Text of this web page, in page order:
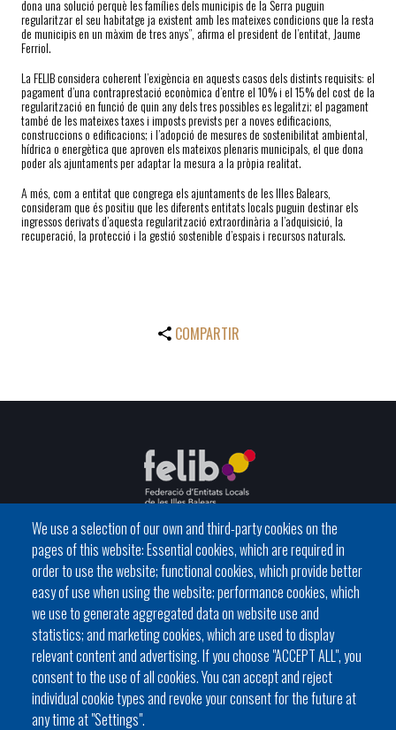
dona una solució perquè les famílies dels municipis de la Serra puguin
regularitzar el seu habitatge ja existent amb les mateixes condicions que la resta
de municipis en un màxim de tres anys”, afirma el president de l’entitat, Jaume
Ferriol.
La FELIB considera coherent l’exigència en aquests casos dels distints requisits: el
pagament d’una contraprestació econòmica d’entre el 10% i el 15% del cost de la
regularització en funció de quin any dels tres possibles es legalitzi; el pagament
també de les mateixes taxes i imposts prevists per a noves edificacions,
construccions o edificacions; i l’adopció de mesures de sostenibilitat ambiental,
hídrica o energètica que aproven els mateixos plenaris municipals, el que dona
poder als ajuntaments per adaptar la mesura a la pròpia realitat.
A més, com a entitat que congrega els ajuntaments de les Illes Balears,
consideram que és positiu que les diferents entitats locals puguin destinar els
ingressos derivats d’aquesta regularització extraordinària a l’adquisició, la
recuperació, la protecció i la gestió sostenible d’espais i recursos naturals.
COMPARTIR
We use a selection of our own and third-party cookies on the
pages of this website: Essential cookies, which are required in
order to use the website; functional cookies, which provide better
easy of use when using the website; performance cookies, which
we use to generate aggregated data on website use and
statistics; and marketing cookies, which are used to display
relevant content and advertising. If you choose "ACCEPT ALL", you
consent to the use of all cookies. You can accept and reject
individual cookie types and revoke your consent for the future at
any time at "Settings".
Local government
C / del General Riera, 111 07010 Palma
Phone 971 760911 - Fax 971 763102